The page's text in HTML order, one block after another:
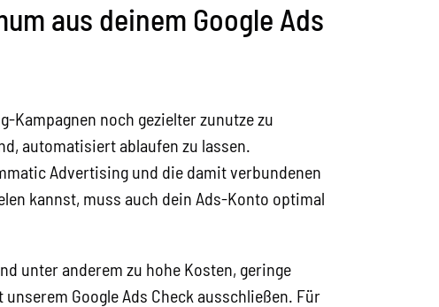
aus deinem Google Ads
Kampagnen noch gezielter zunutze zu
automatisiert ablaufen zu lassen.
Advertising und die damit verbundenen
kannst, muss auch dein Ads-Konto optimal
unter anderem zu hohe Kosten, geringe
Google Ads Check ausschließen. Für